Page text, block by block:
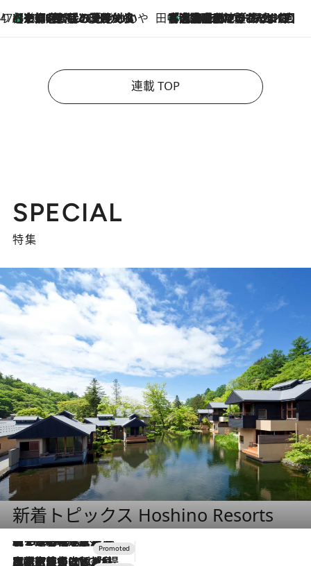
47都道府県の手みやげ ひんやりスイーツで夏を満喫
2026.8.7
【京都府】この夏絶対食べたい 冷やしておいしいおやつ3選 ひと口目から心を掴む新緑のテリーヌ 田中稲の勝手に再ブーム
2026.8.7
「湘南乃風に憧れて」観客大盛上がりの“タオル回し”に、ラッパー顔負けの高速歌唱まで…さだまさし（74）のアグレッシブすぎる現在地
連載 TOP
SPECIAL
特集
新着トピックス Hoshino Resorts
2026.8.7
【トンボの足水浴】ヒノキの香りに包まれて涼感マックス！約13℃の湧水かけ流しを避暑地「星野温泉 トンボの湯」で体験
2026.7.31
【ホテル帰省】という選択肢をOMOが提案。家族とほどよい距離を保つには「昼は実家、夜は気兼ねなくホテルで！」